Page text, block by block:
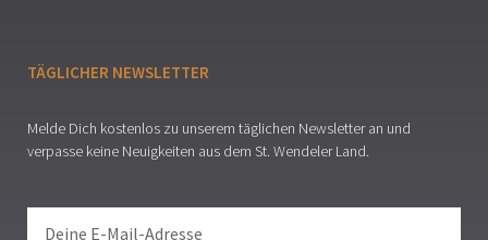
TÄGLICHER NEWSLETTER
Melde Dich kostenlos zu unserem täglichen Newsletter an und
verpasse keine Neuigkeiten aus dem St. Wendeler Land.